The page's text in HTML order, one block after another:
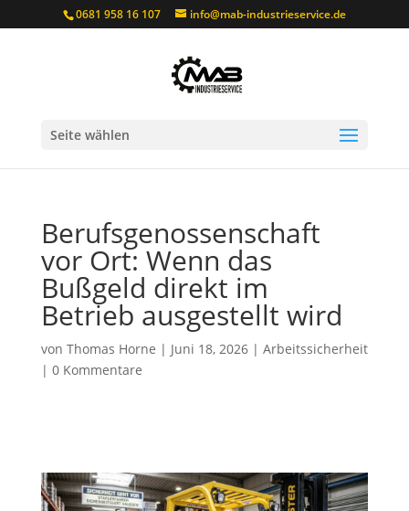
0681 958 16 107 info@mab-industrieservice.de
Seite wählen
Berufsgenossenschaft
vor Ort: Wenn das
Bußgeld direkt im
Betrieb ausgestellt wird
von Thomas Horne | Juni 18, 2026| Arbeitssicherheit
| 0 Kommentare